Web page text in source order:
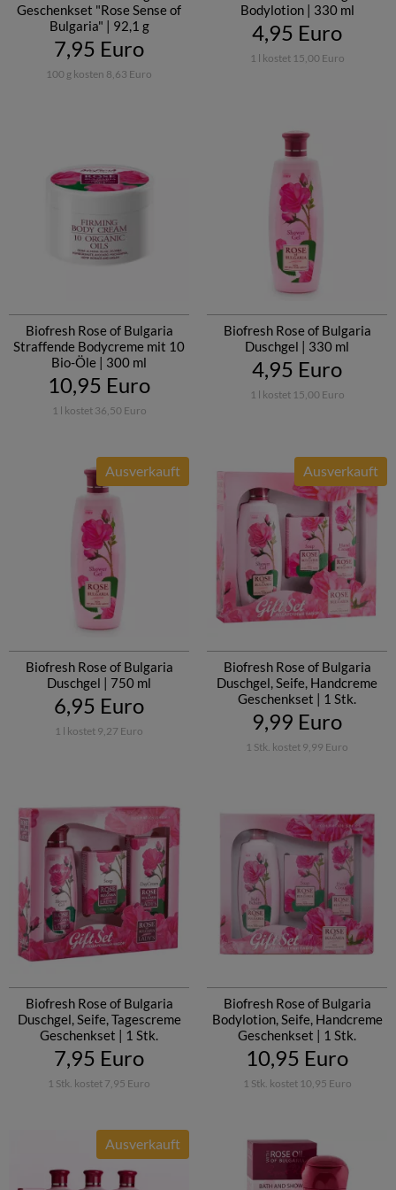
Geschenkset "Rose Sense of
Bulgaria" | 92,1 g
7,95 Euro
100 g kosten 8,63 Euro
Bodylotion | 330 ml
4,95 Euro
1 l kostet 15,00 Euro
Biofresh Rose of Bulgaria
Straffende Bodycreme mit 10
Bio-Öle | 300 ml
10,95 Euro
1 l kostet 36,50 Euro
Biofresh Rose of Bulgaria
Duschgel | 330 ml
4,95 Euro
1 l kostet 15,00 Euro
Biofresh Rose of Bulgaria
Duschgel | 750 ml
Ausverkauft
6,95 Euro
1 l kostet 9,27 Euro
Biofresh Rose of Bulgaria
Duschgel, Seife, Handcreme
Geschenkset | 1 Stk.
Ausverkauft
9,99 Euro
1 Stk. kostet 9,99 Euro
Biofresh Rose of Bulgaria
Duschgel, Seife, Tagescreme
Geschenkset | 1 Stk.
7,95 Euro
1 Stk. kostet 7,95 Euro
Biofresh Rose of Bulgaria
Bodylotion, Seife, Handcreme
Geschenkset | 1 Stk.
10,95 Euro
1 Stk. kostet 10,95 Euro
Ausverkauft